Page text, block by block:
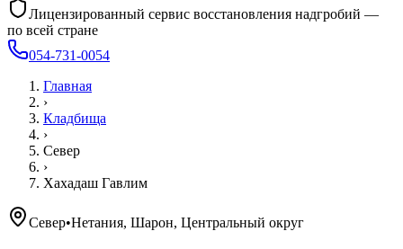
Лицензированный сервис восстановления надгробий —
по всей стране
054-731-0054
Главная
›
Кладбища
›
Север
›
Хахадаш Гавлим
Север•Нетания, Шарон, Центральный округ